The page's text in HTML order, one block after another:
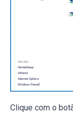
Clique com o